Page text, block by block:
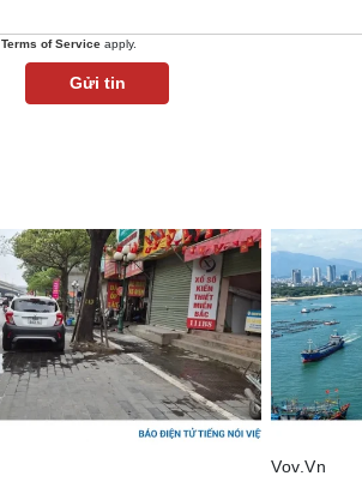
Terms of Service apply.
Gửi tin